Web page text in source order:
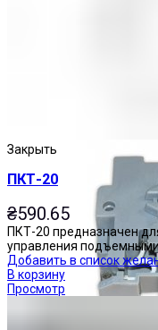
Закрыть
ПКТ-20
₴590.65
ПКТ-20 предназначен
управления
Добавить в список
В корзину
Просмотр